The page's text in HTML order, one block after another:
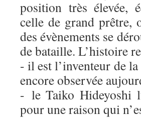
position très élevée,
celle de grand prêtre,
des évènements se
de bataille. L’histoire
- il est l’inventeur de la
encore observée
- le Taiko Hideyoshi
pour une raison qui